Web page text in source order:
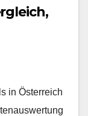
in Österreich